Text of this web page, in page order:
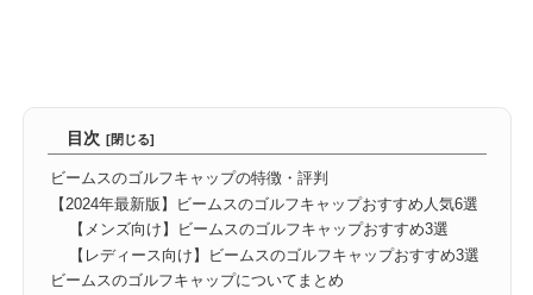
目次
ビームスのゴルフキャップの特徴・評判
【2024年最新版】ビームスのゴルフキャップおすすめ人気6選
【メンズ向け】ビームスのゴルフキャップおすすめ3選
【レディース向け】ビームスのゴルフキャップおすすめ3選
ビームスのゴルフキャップについてまとめ